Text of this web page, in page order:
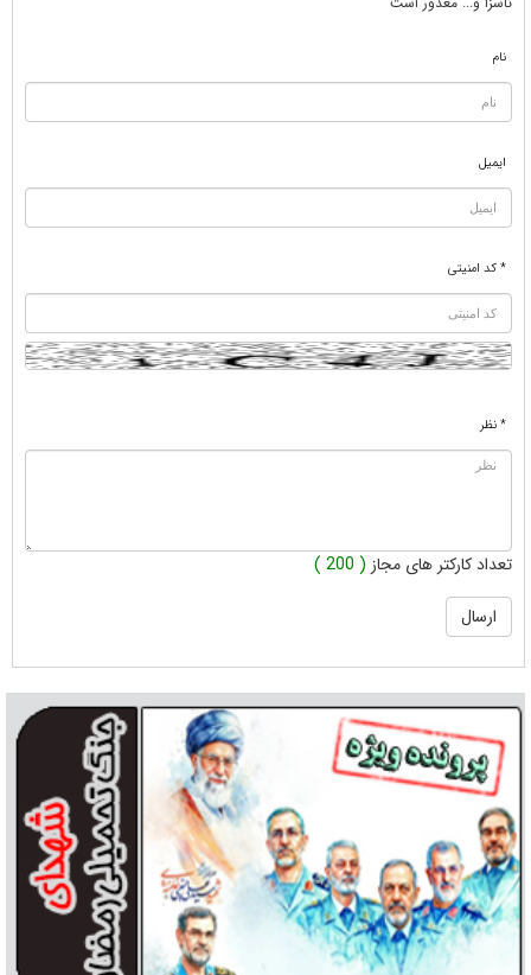
نام
ایمیل
* کد امنیتی
* نظر
تعداد کارکتر های مجاز ( 200 )